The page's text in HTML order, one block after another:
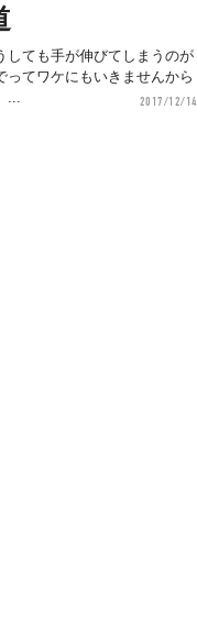
しても手が伸びてしまうのが
ってワケにもいきませんから
2017/12/14